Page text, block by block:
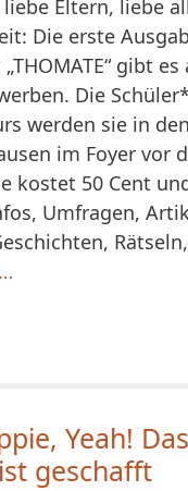
liebe Eltern, liebe
Die erste
gibt
Die
werden sie in den
im Foyer vor
kostet 50 Cent
Umfragen,
Yeah!
geschafft